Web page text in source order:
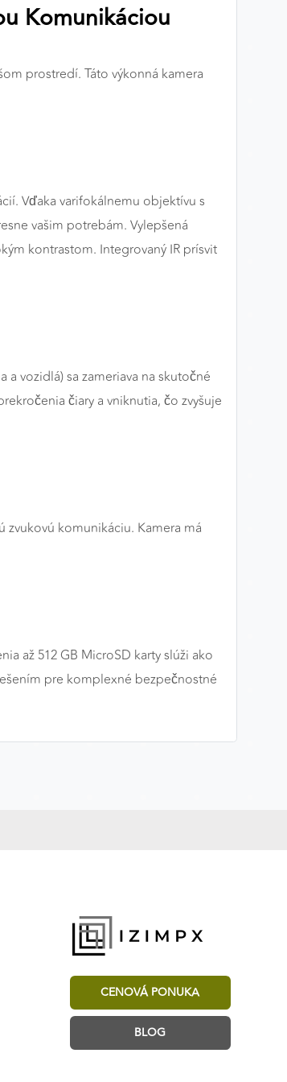
Komunikáciou
prostredí. Táto výkonná kamera
Vďaka varifokálnemu objektívu s
vašim potrebám. Vylepšená
kontrastom. Integrovaný IR prísvit
vozidlá) sa zameriava na skutočné
čiary a vniknutia, čo zvyšuje
komunikáciu. Kamera má
až 512 GB MicroSD karty slúži ako
pre komplexné bezpečnostné
CENOVÁ PONUKA
BLOG